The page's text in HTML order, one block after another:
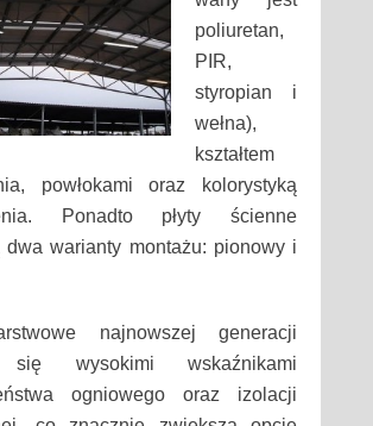
poliuretan,
PIR,
styropian i
wełna),
kształtem
powłokami oraz kolorystyką
Ponadto płyty ścienne
dwa warianty montażu: pionowy i
najnowszej generacji
się wysokimi wskaźnikami
ogniowego oraz izolacji